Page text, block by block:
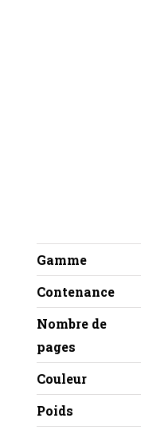
Gamme
Contenance
Nombre de
pages
Couleur
Poids